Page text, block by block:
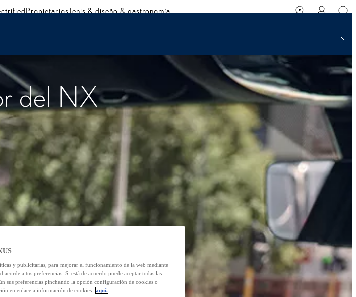
PropietariosTenis & diseño & gastronomía
del NX
y publicitarias, para mejorar el funcionamiento de la web mediante
a tus preferencias. Si está de acuerdo puede aceptar todas las
sus preferencias pinchando la opción configuración de cookies o
en enlace a información de cookies
aquí.